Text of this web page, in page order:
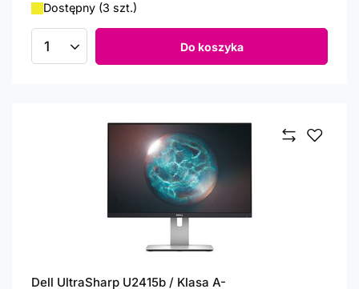
Dostępny (3 szt.)
Ilość produktów Do koszyka
Dell UltraSharp U2415b / Klasa A-